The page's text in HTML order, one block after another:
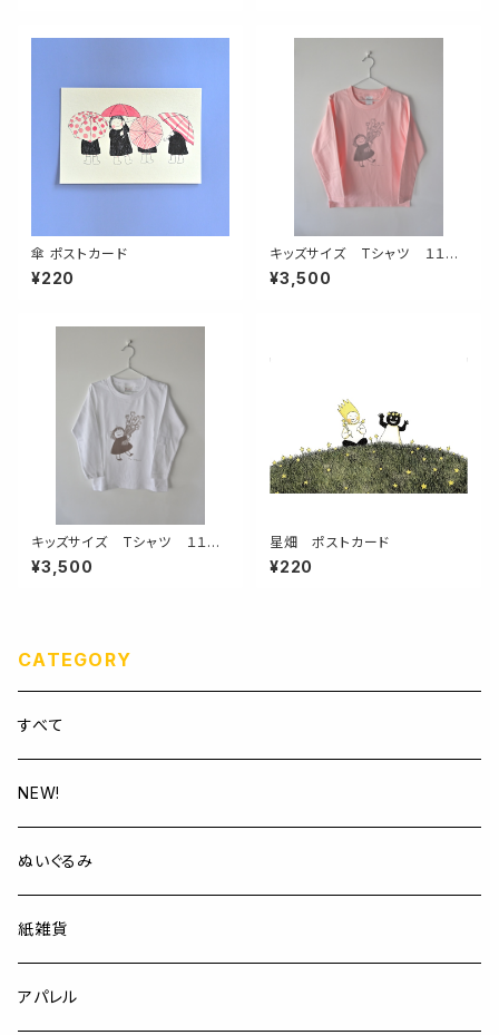
傘 ポストカード
¥220
キッズサイズ Tシャツ １１０，
１３０，１５０ Flowers for yo
u sweet pink
¥3,500
キッズサイズ Tシャツ １１０，
１３０，１５０ Flowers for yo
u bright white
¥3,500
星畑 ポストカード
¥220
CATEGORY
すべて
NEW!
ぬいぐるみ
紙雑貨
アパレル